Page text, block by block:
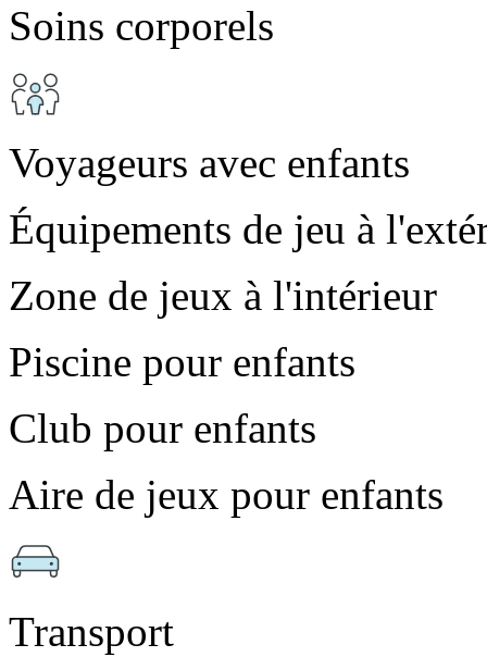
Soins corporels
Voyageurs avec enfants
Équipements de jeu à
Zone de jeux à l'intérieur
Piscine pour enfants
Club pour enfants
Aire de jeux pour enfants
Transport